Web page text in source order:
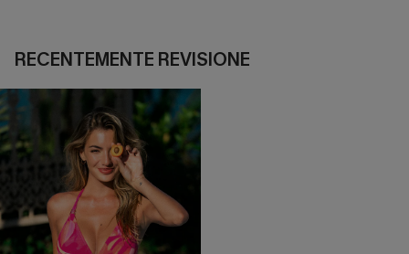
RECENTEMENTE REVISIONE